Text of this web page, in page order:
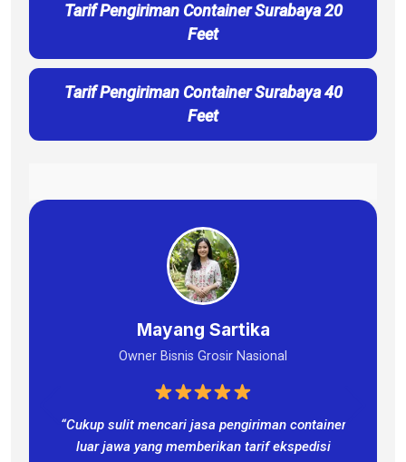
Tarif Pengiriman Container Surabaya 20
Feet
Tarif Pengiriman Container Surabaya 40
Feet
Mayang Sartika
Owner Bisnis Grosir Nasional
“Cukup sulit mencari jasa pengiriman container
luar jawa yang memberikan tarif ekspedisi